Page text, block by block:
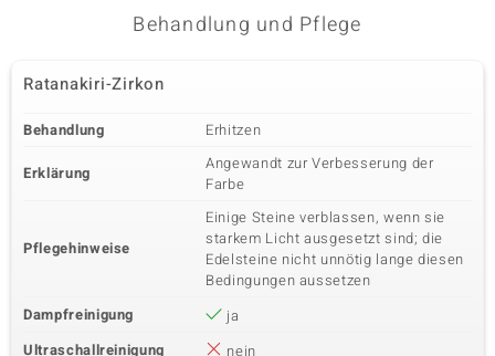
Behandlung und Pflege
Ratanakiri-Zirkon
Behandlung Erhitzen
Erklärung
Angewandt zur Verbesserung der
Farbe
Pflegehinweise
Einige Steine verblassen, wenn sie
starkem Licht ausgesetzt sind; die
Edelsteine nicht unnötig lange diesen
Bedingungen aussetzen
Dampfreinigung
ja
Ultraschallreinigung
nein